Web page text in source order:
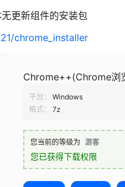
更新组件的安装包
chrome_installer
Chrome++(Chrome浏
平台： Windows
格式：
7z
您当前的等级为 游客
您已获得下载权限